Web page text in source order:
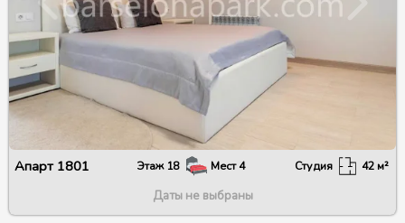
Апарт 1801 Этаж 18 Мест4 Студия 42м²
Даты не выбраны